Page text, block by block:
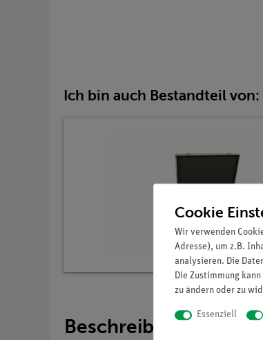
Ich bin auch Bestandteil von:
Beschreibung
Cookie
Wir verwenden
Adresse), um z.B.
analysieren. Die
Die Zustimmung
zu ändern oder zu
Essenziell